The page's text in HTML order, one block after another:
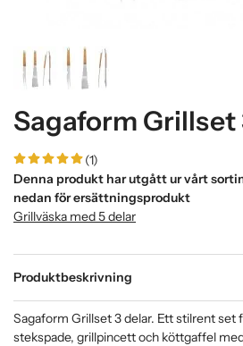
Sagaform Grillset
(1)
Denna produkt har utgått ur vårt
nedan för ersättningsprodukt
Grillväska med 5 delar
Produktbeskrivning
Sagaform Grillset 3 delar. Ett stilrent set
stekspade, grillpincett och köttgaffel